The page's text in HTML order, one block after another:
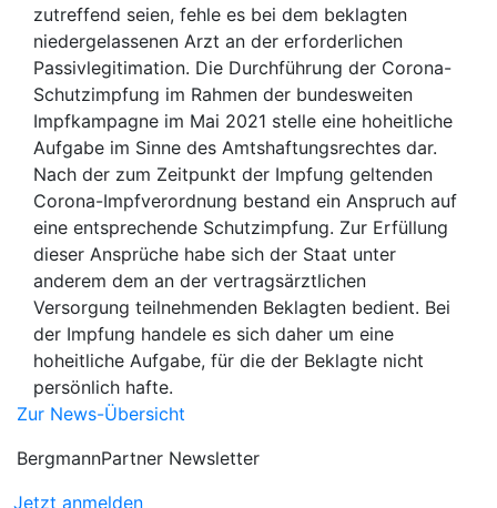
zutreffend seien, fehle es bei dem beklagten
niedergelassenen Arzt an der erforderlichen
Passivlegitimation. Die Durchführung der Corona-
Schutzimpfung im Rahmen der bundesweiten
Impfkampagne im Mai 2021 stelle eine hoheitliche
Aufgabe im Sinne des Amtshaftungsrechtes dar.
Nach der zum Zeitpunkt der Impfung geltenden
Corona-Impfverordnung bestand ein Anspruch auf
eine entsprechende Schutzimpfung. Zur Erfüllung
dieser Ansprüche habe sich der Staat unter
anderem dem an der vertragsärztlichen
Versorgung teilnehmenden Beklagten bedient. Bei
der Impfung handele es sich daher um eine
hoheitliche Aufgabe, für die der Beklagte nicht
persönlich hafte.
Zur News-Übersicht
BergmannPartner Newsletter
Jetzt anmelden